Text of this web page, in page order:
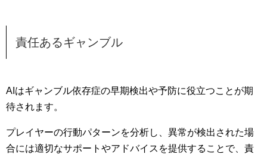
責任あるギャンブル
AIはギャンブル依存症の早期検出や予防に役立つことが期
待されます。
プレイヤーの行動パターンを分析し、異常が検出された場
合には適切なサポートやアドバイスを提供することで、責